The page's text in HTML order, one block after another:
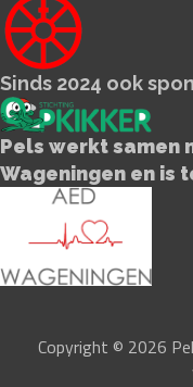
Sinds 2024 ook
Pels werkt samen
Wageningen en is
Copyright © 2026